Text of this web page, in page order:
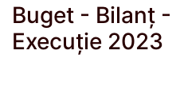
Buget - Bilanț -
Execuție 2023